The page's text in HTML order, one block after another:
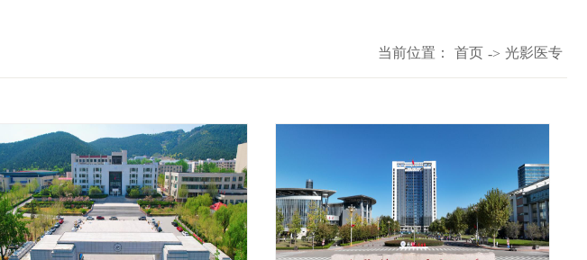
当前位置： 首页 -> 光影医专